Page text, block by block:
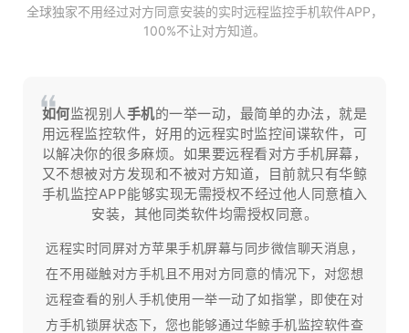
全球独家不用经过对方同意安装的实时远程监控手机软件APP，
100%不让对方知道。
如何监视别人手机的一举一动，最简单的办法，就是
用远程监控软件，好用的远程实时监控间谍软件，可
以解决你的很多麻烦。如果要远程看对方手机屏幕，
又不想被对方发现和不被对方知道，目前就只有华鲸
手机监控APP能够实现无需授权不经过他人同意植入
安装，其他同类软件均需授权同意。
远程实时同屏对方苹果手机屏幕与同步微信聊天消息，
在不用碰触对方手机且不用对方同意的情况下，对您想
远程查看的别人手机使用一举一动了如指掌，即使在对
方手机锁屏状态下，您也能够通过华鲸手机监控软件查